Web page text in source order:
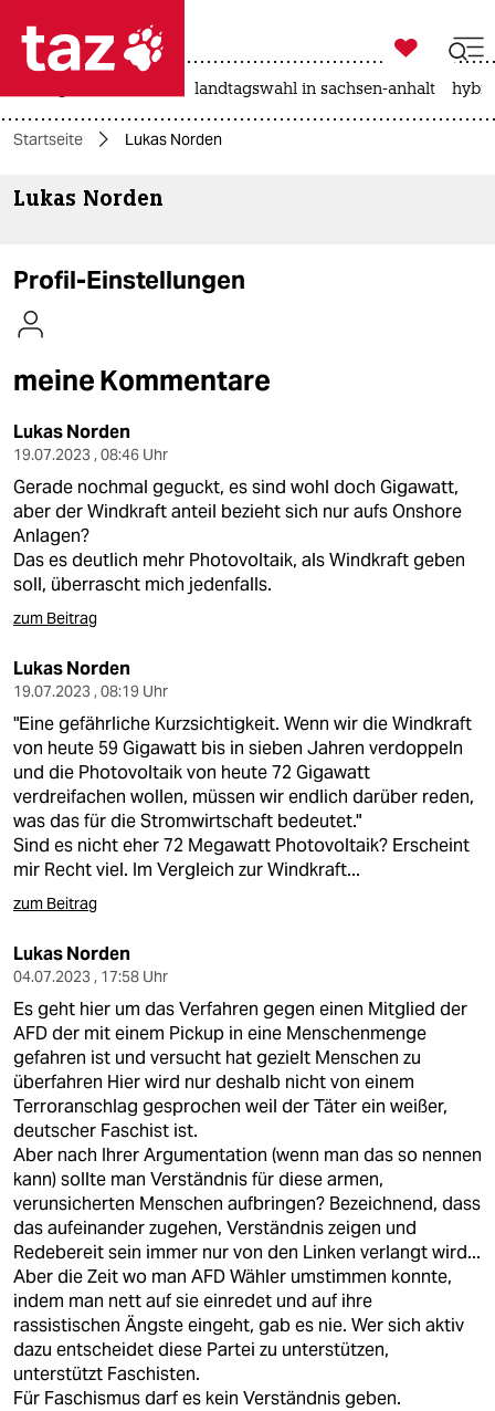
 taz zahl ich
taz zahl ich
themen
kultur
sport
berlin
nord
wahrheit
verlag
veranstaltungen
shop
fragen & hilfe
unterstützen
abo
genossenschaft
epaper login

taz zahl ich
landtagswahl in sachsen-anhalt
Startseite Lukas Norden
Lukas Norden
Profil-Einstellungen
meine Kommentare
Lukas Norden
19.07.2023 , 08:46 Uhr
Gerade nochmal geguckt, es sind wohl doch Gigawatt,
aber der Windkraft anteil bezieht sich nur aufs Onshore
Anlagen?
Das es deutlich mehr Photovoltaik, als Windkraft geben
soll, überrascht mich jedenfalls.
zum Beitrag
Lukas Norden
19.07.2023 , 08:19 Uhr
"Eine gefährliche Kurzsichtigkeit. Wenn wir die Windkraft
von heute 59 Gigawatt bis in sieben Jahren verdoppeln
und die Photovoltaik von heute 72 Gigawatt
verdreifachen wollen, müssen wir endlich darüber reden,
was das für die Stromwirtschaft bedeutet."
Sind es nicht eher 72 Megawatt Photovoltaik? Erscheint
mir Recht viel. Im Vergleich zur Windkraft...
zum Beitrag
Lukas Norden
04.07.2023 , 17:58 Uhr
Es geht hier um das Verfahren gegen einen Mitglied der
AFD der mit einem Pickup in eine Menschenmenge
gefahren ist und versucht hat gezielt Menschen zu
überfahren Hier wird nur deshalb nicht von einem
Terroranschlag gesprochen weil der Täter ein weißer,
deutscher Faschist ist.
Aber nach Ihrer Argumentation (wenn man das so nennen
kann) sollte man Verständnis für diese armen,
verunsicherten Menschen aufbringen? Bezeichnend, dass
das aufeinander zugehen, Verständnis zeigen und
Redebereit sein immer nur von den Linken verlangt wird...
Aber die Zeit wo man AFD Wähler umstimmen konnte,
indem man nett auf sie einredet und auf ihre
rassistischen Ängste eingeht, gab es nie. Wer sich aktiv
dazu entscheidet diese Partei zu unterstützen,
unterstützt Faschisten.
Für Faschismus darf es kein Verständnis geben.